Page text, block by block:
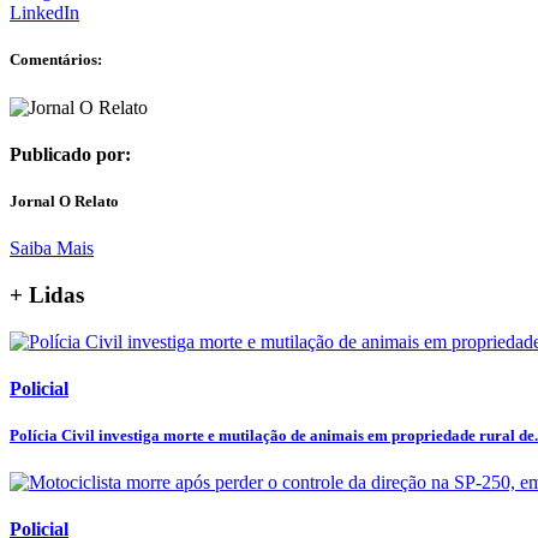
LinkedIn
Comentários:
Publicado por:
Jornal O Relato
Saiba Mais
+ Lidas
Policial
Polícia Civil investiga morte e mutilação de animais em propriedade rural
Policial